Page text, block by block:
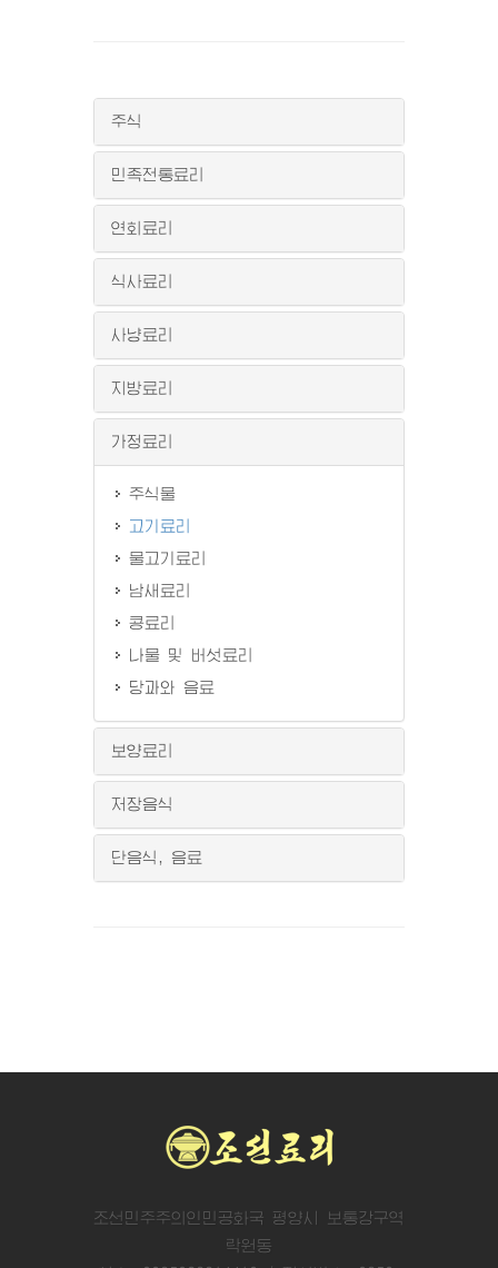
주식
민족전통료리
연회료리
식사료리
사냥료리
지방료리
가정료리
주식물
고기료리
물고기료리
남새료리
콩료리
나물 및 버섯료리
당과와 음료
보양료리
저장음식
단음식, 음료
조선민주주의인민공화국 평양시 보통강구역
락원동